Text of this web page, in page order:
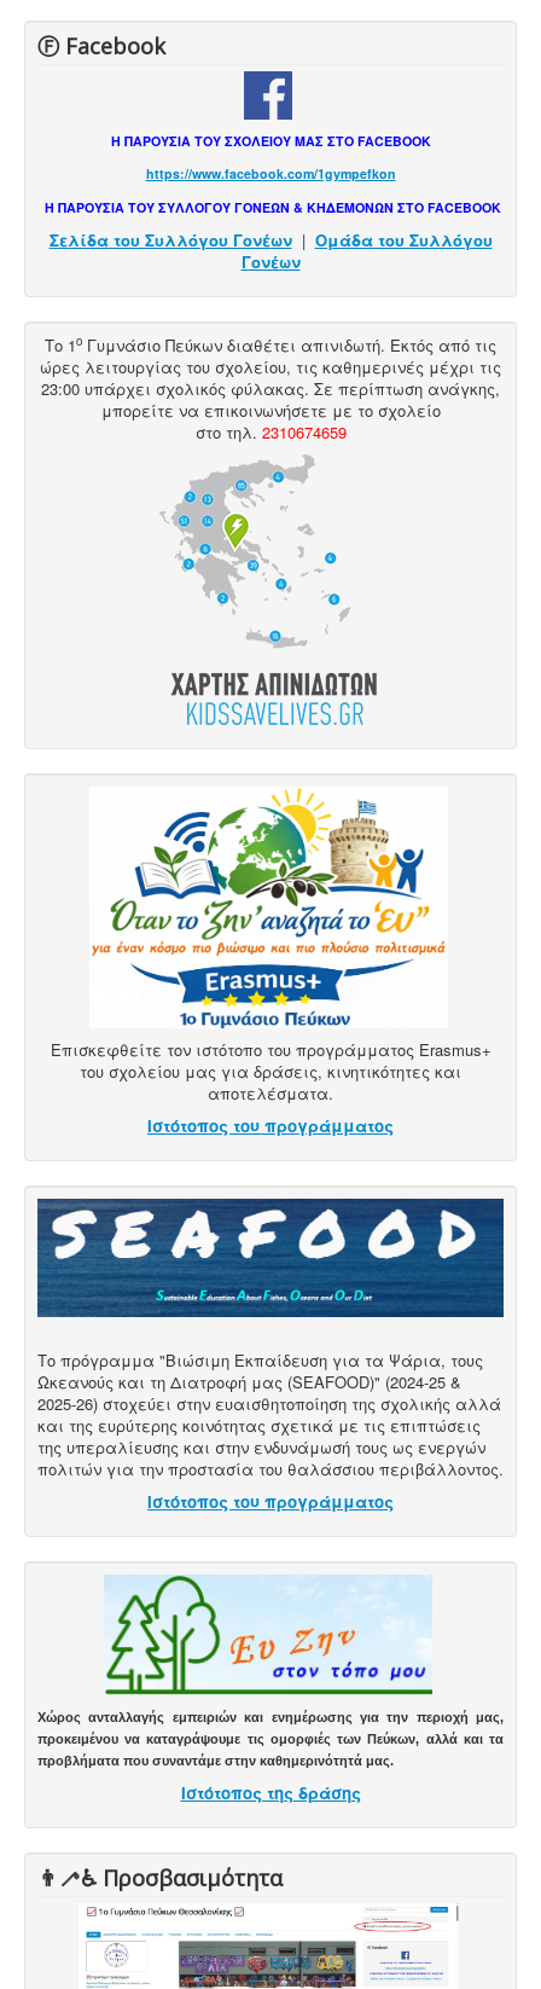
Ⓕ Facebook
Η ΠΑΡΟΥΣΙΑ ΤΟΥ ΣΧΟΛΕΙΟΥ ΜΑΣ ΣΤΟ FACEBOOK
https://www.facebook.com/1gympefkon
Η ΠΑΡΟΥΣΙΑ ΤΟΥ ΣΥΛΛΟΓΟΥ ΓΟΝΕΩΝ & ΚΗΔΕΜΟΝΩΝ ΣΤΟ FACEBOOK
Σελίδα του Συλλόγου Γονέων| Ομάδα του Συλλόγου
Γονέων
Το 1ο Γυμνάσιο Πεύκων διαθέτει απινιδωτή. Εκτός από τις
ώρες λειτουργίας του σχολείου, τις καθημερινές μέχρι τις
23:00 υπάρχει σχολικός φύλακας. Σε περίπτωση ανάγκης,
μπορείτε να επικοινωνήσετε με το σχολείο
στο τηλ. 2310674659
Επισκεφθείτε τον ιστότοπο του προγράμματος Erasmus+
του σχολείου μας για δράσεις, κινητικότητες και
αποτελέσματα.
Ιστότοπος του προγράμματος
Το πρόγραμμα "Βιώσιμη Εκπαίδευση για τα Ψάρια, τους
Ωκεανούς και τη Διατροφή μας (SEAFOOD)" (2024-25 &
2025-26) στοχεύει στην ευαισθητοποίηση της σχολικής αλλά
και της ευρύτερης κοινότητας σχετικά με τις επιπτώσεις
της υπεραλίευσης και στην ενδυνάμωσή τους ως ενεργών
πολιτών για την προστασία του θαλάσσιου περιβάλλοντος.
Ιστότοπος του προγράμματος
Χώρος ανταλλαγής εμπειριών και ενημέρωσης για την περιοχή μας,
προκειμένου να καταγράψουμε τις ομορφιές των Πεύκων, αλλά και τα
προβλήματα που συναντάμε στην καθημερινότητά μας.
Ιστότοπος της δράσης
👨‍🦯♿️ Προσβασιμότητα